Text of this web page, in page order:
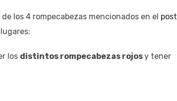
los 4 rompecabezas mencionados en el post
los distintos rompecabezas rojosy tener